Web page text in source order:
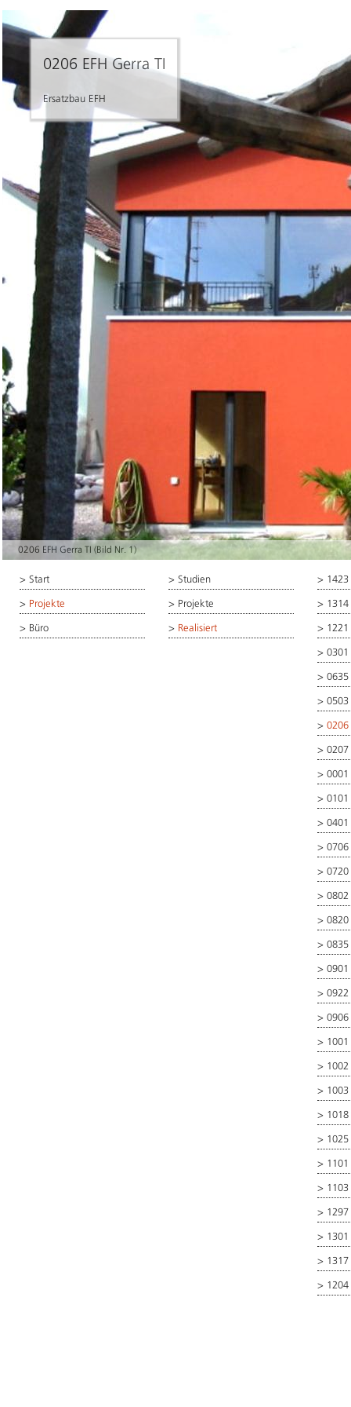
0206 EFH Gerra TI
Ersatzbau EFH
0206 EFH Gerra TI (Bild Nr. 1)
> Start
> Projekte
> Büro
> Studien
> Projekte
> Realisiert
>
>
>
> 0301
> 0635
> 0503
> 0206
> 0207
> 0001
> 0101
> 0401
> 0706
> 0720
> 0802
> 0820
> 0835
> 0901
> 0922
> 0906
>
> 1002
>
>
>
>
> 1103
>
>
> 1317
> 1204